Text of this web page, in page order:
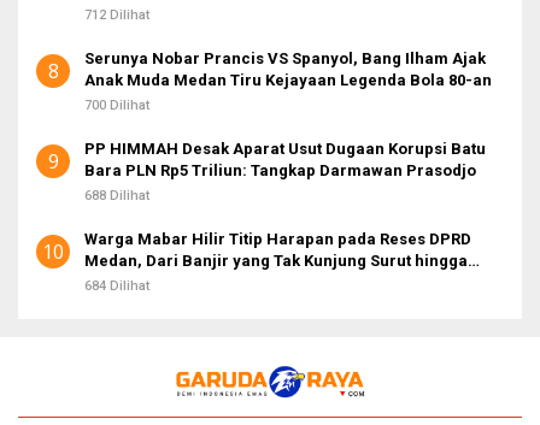
712 Dilihat
8
Serunya Nobar Prancis VS Spanyol, Bang Ilham Ajak
Anak Muda Medan Tiru Kejayaan Legenda Bola 80-an
700 Dilihat
9
PP HIMMAH Desak Aparat Usut Dugaan Korupsi Batu
Bara PLN Rp5 Triliun: Tangkap Darmawan Prasodjo
688 Dilihat
10
Warga Mabar Hilir Titip Harapan pada Reses DPRD
Medan, Dari Banjir yang Tak Kunjung Surut hingga
Layanan IKD
684 Dilihat